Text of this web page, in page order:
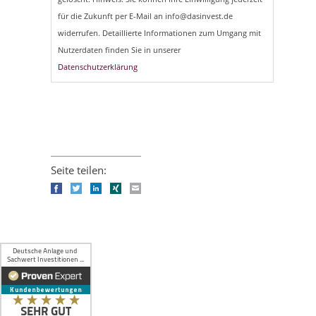
für die Zukunft per E-Mail an info@dasinvest.de
widerrufen. Detaillierte Informationen zum Umgang mit
Nutzerdaten finden Sie in unserer
Datenschutzerklärung
Seite teilen:
FacebookTwitterLinkedIn
Xing